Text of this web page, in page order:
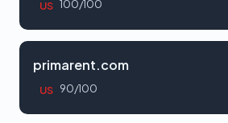
US 100/100
primarent.com
US 90/100